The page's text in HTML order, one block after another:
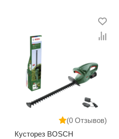
(0 Отзывов)
Кусторез BOSCH